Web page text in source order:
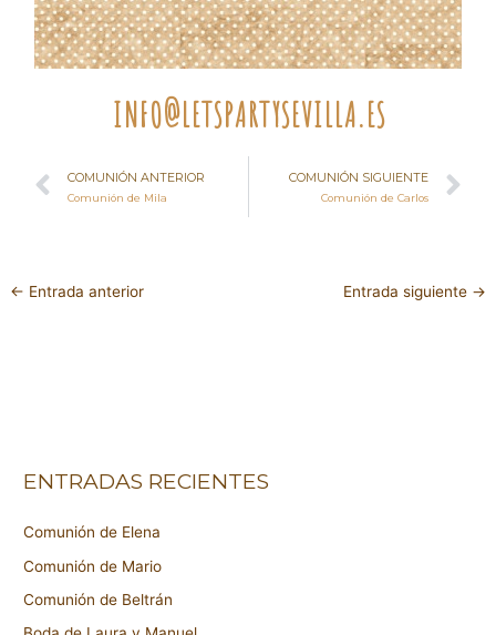
INFO@LETSPARTYSEVILLA.ES
Ant
COMUNIÓN ANTERIOR
Comunión de Mila
COMUNIÓN SIGUIENTE
Comunión de Carlos
← Entrada anterior Entrada siguiente →
ENTRADAS RECIENTES
Comunión de Elena
Comunión de Mario
Comunión de Beltrán